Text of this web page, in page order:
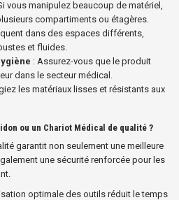
vous manipulez beaucoup de matériel,
compartiments ou étagères.
dans des espaces différents,
et fluides.
: Assurez-vous que le produit
dans le secteur médical.
les matériaux lisses et résistants aux
ou un Chariot Médical de qualité ?
garantit non seulement une meilleure
une sécurité renforcée pour les
optimale des outils réduit le temps